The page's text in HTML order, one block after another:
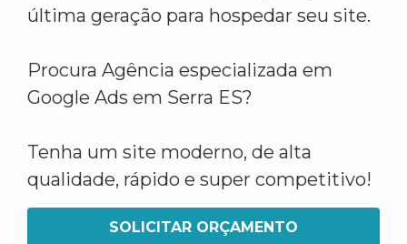
última geração para hospedar seu site.
Procura Agência especializada em
Google Ads em Serra ES?
Tenha um site moderno, de alta
qualidade, rápido e super competitivo!
SOLICITAR ORÇAMENTO